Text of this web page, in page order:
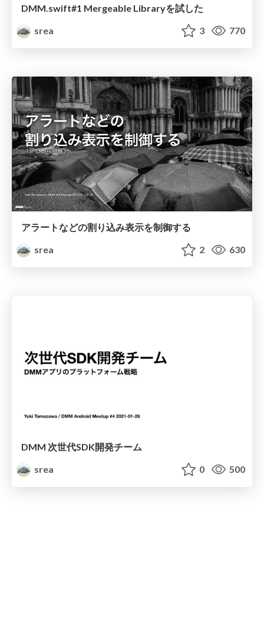
DMM.swift#1 Mergeable Libraryを試した
srea
3 770
アラートなどの割り込み表示を制御する
srea
2 630
DMM 次世代SDK開発チーム
srea
0 500